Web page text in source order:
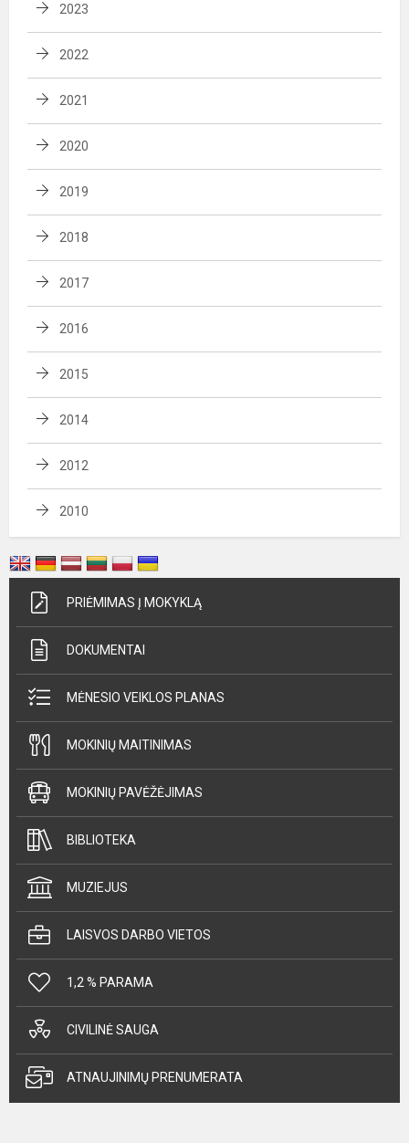
2023
2022
2021
2020
2019
2018
2017
2016
2015
2014
2012
2010
PRIĖMIMAS Į MOKYKLĄ
DOKUMENTAI
MĖNESIO VEIKLOS PLANAS
MOKINIŲ MAITINIMAS
MOKINIŲ PAVĖŽĖJIMAS
BIBLIOTEKA
MUZIEJUS
LAISVOS DARBO VIETOS
1,2 % PARAMA
CIVILINĖ SAUGA
ATNAUJINIMŲ PRENUMERATA